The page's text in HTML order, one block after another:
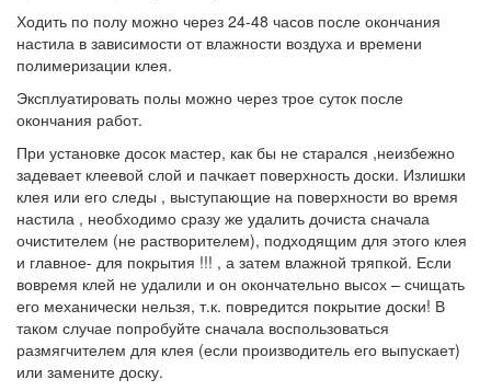
Ходить по полу можно через 24-48 часов после окончания
настила в зависимости от влажности воздуха и времени
полимеризации клея.
Эксплуатировать полы можно через трое суток после
окончания работ.
При установке досок мастер, как бы не старался ,неизбежно
задевает клеевой слой и пачкает поверхность доски. Излишки
клея или его следы , выступающие на поверхности во время
настила , необходимо сразу же удалить дочиста сначала
очистителем (не растворителем), подходящим для этого клея
и главное- для покрытия !!! , а затем влажной тряпкой. Если
вовремя клей не удалили и он окончательно высох – счищать
его механически нельзя, т.к. повредится покрытие доски! В
таком случае попробуйте сначала воспользоваться
размягчителем для клея (если производитель его выпускает)
или замените доску.